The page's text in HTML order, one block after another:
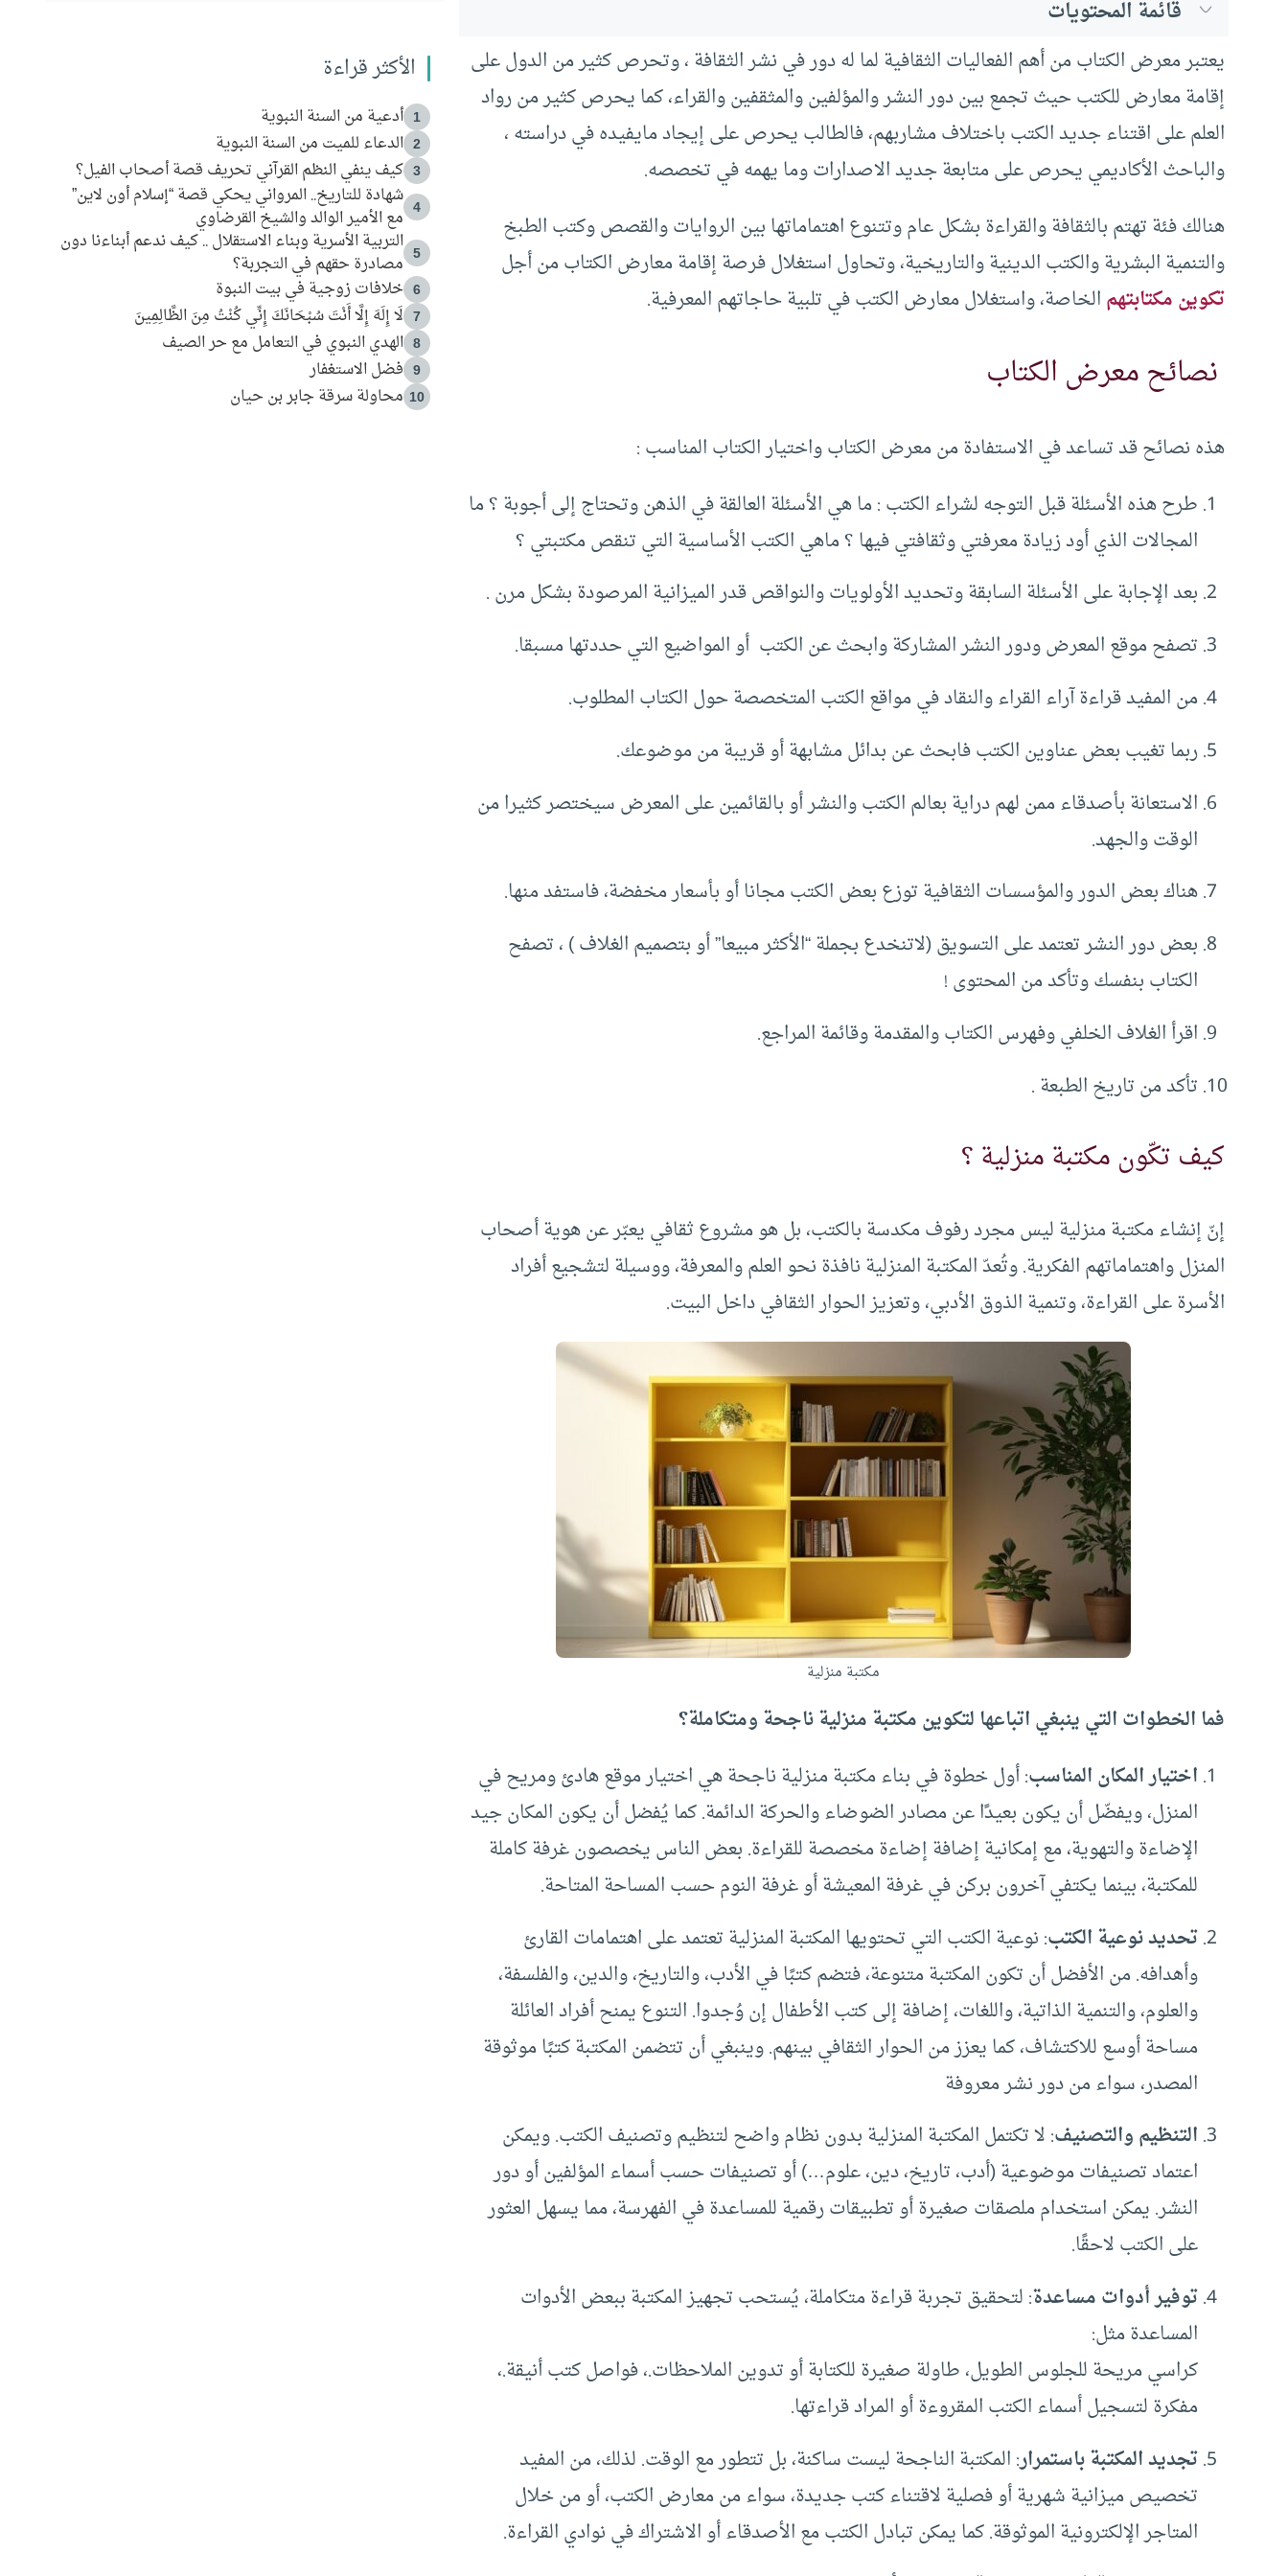
قائمة المحتويات
يعتبر معرض الكتاب من أهم الفعاليات الثقافية لما له دور في نشر الثقافة ، وتحرص كثير من الدول على
إقامة معارض للكتب حيث تجمع بين دور النشر والمؤلفين والمثقفين والقراء، كما يحرص كثير من رواد
العلم على اقتناء جديد الكتب باختلاف مشاربهم، فالطالب يحرص على إيجاد مايفيده في دراسته ،
والباحث الأكاديمي يحرص على متابعة جديد الاصدارات وما يهمه في تخصصه.
هنالك فئة تهتم بالثقافة والقراءة بشكل عام وتتنوع اهتماماتها بين الروايات والقصص وكتب الطبخ
والتنمية البشرية والكتب الدينية والتاريخية، وتحاول استغلال فرصة إقامة معارض الكتاب من أجل
تكوين مكتابتهمالخاصة، واستغلال معارض الكتب في تلبية حاجاتهم المعرفية.
نصائح معرض الكتاب
هذه نصائح قد تساعد في الاستفادة من معرض الكتاب واختيار الكتاب المناسب :
طرح هذه الأسئلة قبل التوجه لشراء الكتب : ما هي الأسئلة العالقة في الذهن وتحتاج إلى أجوبة ؟ ما
المجالات الذي أود زيادة معرفتي وثقافتي فيها ؟ ماهي الكتب الأساسية التي تنقص مكتبتي ؟
بعد الإجابة على الأسئلة السابقة وتحديد الأولويات والنواقص قدر الميزانية المرصودة بشكل مرن .
تصفح موقع المعرض ودور النشر المشاركة وابحث عن الكتب أو المواضيع التي حددتها مسبقا.
من المفيد قراءة آراء القراء والنقاد في مواقع الكتب المتخصصة حول الكتاب المطلوب.
ربما تغيب بعض عناوين الكتب فابحث عن بدائل مشابهة أو قريبة من موضوعك.
الاستعانة بأصدقاء ممن لهم دراية بعالم الكتب والنشر أو بالقائمين على المعرض سيختصر كثيرا من
الوقت والجهد.
هناك بعض الدور والمؤسسات الثقافية توزع بعض الكتب مجانا أو بأسعار مخفضة، فاستفد منها.
بعض دور النشر تعتمد على التسويق (لاتنخدع بجملة “الأكثر مبيعا” أو بتصميم الغلاف ) ، تصفح
الكتاب بنفسك وتأكد من المحتوى !
اقرأ الغلاف الخلفي وفهرس الكتاب والمقدمة وقائمة المراجع.
تأكد من تاريخ الطبعة .
كيف تكّون مكتبة منزلية ؟
إنّ إنشاء مكتبة منزلية ليس مجرد رفوف مكدسة بالكتب، بل هو مشروع ثقافي يعبّر عن هوية أصحاب
المنزل واهتماماتهم الفكرية. وتُعدّ المكتبة المنزلية نافذة نحو العلم والمعرفة، ووسيلة لتشجيع أفراد
الأسرة على القراءة، وتنمية الذوق الأدبي، وتعزيز الحوار الثقافي داخل البيت.
مكتبة منزلية
فما الخطوات التي ينبغي اتباعها لتكوين مكتبة منزلية ناجحة ومتكاملة؟
اختيار المكان المناسب: أول خطوة في بناء مكتبة منزلية ناجحة هي اختيار موقع هادئ ومريح في
المنزل، ويفضّل أن يكون بعيدًا عن مصادر الضوضاء والحركة الدائمة. كما يُفضل أن يكون المكان جيد
الإضاءة والتهوية، مع إمكانية إضافة إضاءة مخصصة للقراءة. بعض الناس يخصصون غرفة كاملة
للمكتبة، بينما يكتفي آخرون بركن في غرفة المعيشة أو غرفة النوم حسب المساحة المتاحة.
تحديد نوعية الكتب: نوعية الكتب التي تحتويها المكتبة المنزلية تعتمد على اهتمامات القارئ
وأهدافه. من الأفضل أن تكون المكتبة متنوعة، فتضم كتبًا في الأدب، والتاريخ، والدين، والفلسفة،
والعلوم، والتنمية الذاتية، واللغات، إضافة إلى كتب الأطفال إن وُجدوا. التنوع يمنح أفراد العائلة
مساحة أوسع للاكتشاف، كما يعزز من الحوار الثقافي بينهم. وينبغي أن تتضمن المكتبة كتبًا موثوقة
المصدر، سواء من دور نشر معروفة
التنظيم والتصنيف: لا تكتمل المكتبة المنزلية بدون نظام واضح لتنظيم وتصنيف الكتب. ويمكن
اعتماد تصنيفات موضوعية (أدب، تاريخ، دين، علوم…) أو تصنيفات حسب أسماء المؤلفين أو دور
النشر. يمكن استخدام ملصقات صغيرة أو تطبيقات رقمية للمساعدة في الفهرسة، مما يسهل العثور
على الكتب لاحقًا.
توفير أدوات مساعدة: لتحقيق تجربة قراءة متكاملة، يُستحب تجهيز المكتبة ببعض الأدوات
المساعدة مثل:
كراسي مريحة للجلوس الطويل، طاولة صغيرة للكتابة أو تدوين الملاحظات.، فواصل كتب أنيقة.،
مفكرة لتسجيل أسماء الكتب المقروءة أو المراد قراءتها.
تجديد المكتبة باستمرار: المكتبة الناجحة ليست ساكنة، بل تتطور مع الوقت. لذلك، من المفيد
تخصيص ميزانية شهرية أو فصلية لاقتناء كتب جديدة، سواء من معارض الكتب، أو من خلال
المتاجر الإلكترونية الموثوقة. كما يمكن تبادل الكتب مع الأصدقاء أو الاشتراك في نوادي القراءة.
الأكثر قراءة
1 أدعية من السنة النبوية
2 الدعاء للميت من السنة النبوية
3 كيف ينفي النظم القرآني تحريف قصة أصحاب الفيل؟
4
شهادة للتاريخ.. المرواني يحكي قصة “إسلام أون لاين”
مع الأمير الوالد والشيخ القرضاوي
5
التربية الأسرية وبناء الاستقلال .. كيف ندعم أبناءنا دون
مصادرة حقهم في التجربة؟
6 خلافات زوجية في بيت النبوة
7 لَا إِلَهَ إِلَّا أَنْتَ سُبْحَانَكَ إِنِّي كُنْتُ مِنَ الظَّالِمِينَ
8 الهدي النبوي في التعامل مع حر الصيف
9 فضل الاستغفار
10 محاولة سرقة جابر بن حيان